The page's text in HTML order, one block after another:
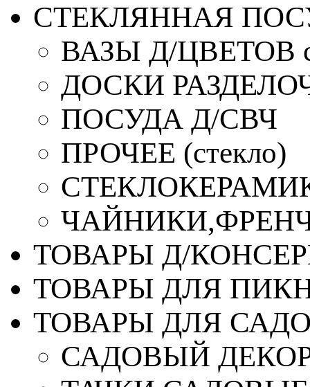
СТЕКЛЯННАЯ
ВАЗЫ Д/ЦВЕТОВ
ДОСКИ
ПОСУДА Д/СВЧ
ПРОЧЕЕ (стекло)
ТОВАРЫ Д/
ТОВАРЫ ДЛЯ
ТОВАРЫ ДЛЯ
САДОВЫЙ